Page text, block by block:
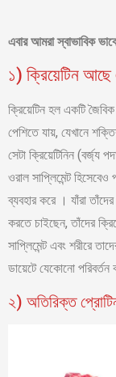
এবার আমরা স্বাভাবিক
১) ক্রিয়েটিন আছে
ক্রিয়েটিন হল একটি
পেশিতে যায়, যেখানে
সেটা ক্রিয়েটিনিন (বর্জ্য
ওরাল সাপ্লিমেন্ট
ব্যবহার করে । যাঁরা তাঁদের
করতে চাইছেন, তাঁদের
সাপ্লিমেন্ট এবং শরীরে
ডায়েটে যেকোনো
২) অতিরিক্ত